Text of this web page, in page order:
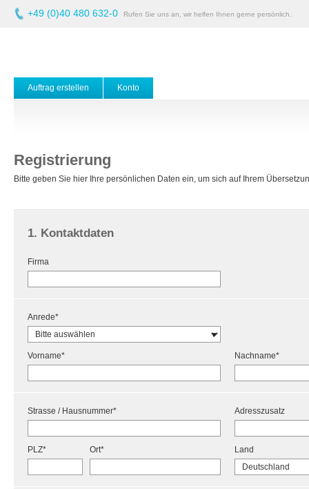
+49 (0)40 480 632-0 Rufen Sie uns an, wir helfen Ihnen gerne persönlich.
Auftrag erstellen Konto
Registrierung
Bitte geben Sie hier Ihre persönlichen Daten ein, um sich auf Ihrem
1. Kontaktdaten
Firma
Anrede*
Vorname* Nachname*
Strasse / Hausnummer* Adresszusatz
PLZ* Ort* Land